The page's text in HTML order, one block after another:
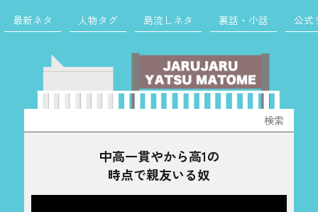
最新ネタ 人物タグ 島流しネタ 裏話・小話 公式
索:
中高一貫やから高1の
時点で親友いる奴